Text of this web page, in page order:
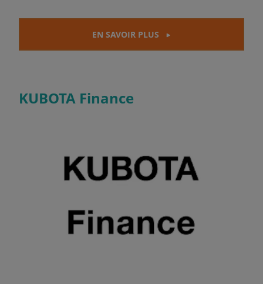
EN SAVOIR PLUS
KUBOTA Finance